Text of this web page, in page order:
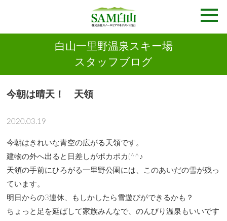
白山一里野温泉スキー場
スタッフブログ
今朝は晴天！ 天領
2020.03.19
今朝はきれいな青空の広がる天領です。
建物の外へ出ると日差しがポカポカ(^^♪
天領の手前にひろがる一里野公園には、このあいだの雪が残っ
ています。
明日からの3連休、もしかしたら雪遊びができるかも？
ちょっと足を延ばして家族みんなで、のんびり温泉もいいです